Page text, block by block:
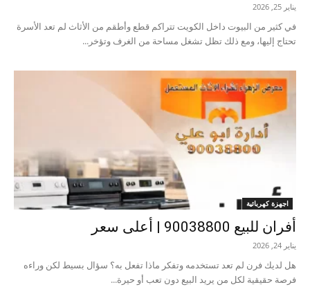
يناير 25, 2026
في كثير من البيوت داخل الكويت تتراكم قطع وأطقم من الأثاث لم تعد الأسرة
تحتاج إليها، ومع ذلك تظل تشغل مساحة من الغرف وتؤخر...
اجهزة كهربائية
أفران للبيع 90038800 | أعلى سعر
يناير 24, 2026
هل لديك فرن لم تعد تستخدمه وتفكر ماذا تفعل به؟ سؤال بسيط لكن وراءه
فرصة حقيقية لكل من يريد البيع دون تعب أو حيرة...